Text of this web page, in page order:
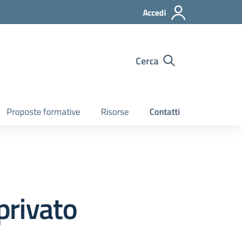
Accedi
Cerca
Proposte formative Risorse Contatti